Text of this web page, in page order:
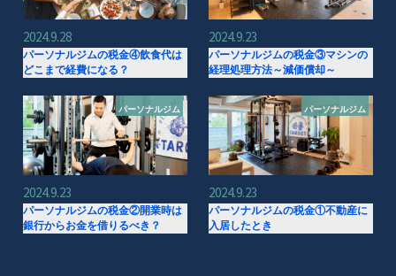
2024.9.28
パーソナルジムの税金④飲食代は
どこまで経費になる？
2024.9.23
パーソナルジムの税金③マシンの
経理処理方法～減価償却～
パーソナルジム
2024.9.23
パーソナルジムの税金②開業時は
銀行からお金を借りるべき？
パーソナルジム
2024.9.23
パーソナルジムの税金①不動産に
入居したとき